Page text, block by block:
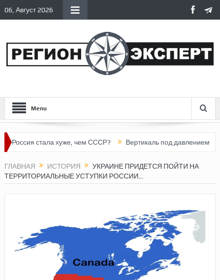
06, Август 2026
Menu
стала хуже, чем СССР? Вертикаль под давлением
ГЛАВНАЯ ИСТОРИЯ
УКРАИНЕ ПРИДЕТСЯ ПОЙТИ НА
ТЕРРИТОРИАЛЬНЫЕ УСТУПКИ РОССИИ…